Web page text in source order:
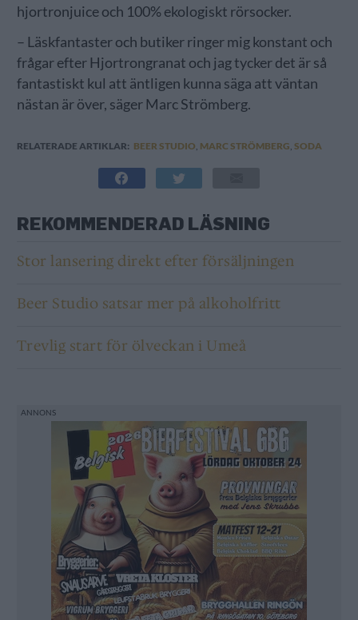
hjortronjuice och 100% ekologiskt rörsocker.
– Läskfantaster och butiker ringer mig konstant och
frågar efter Hjortrongranat och jag tycker det är så
fantastiskt kul att äntligen kunna säga att väntan
nästan är över, säger Marc Strömberg.
RELATERADE ARTIKLAR: BEER STUDIO MARC STRÖMBERG SODA
REKOMMENDERAD LÄSNING
Stor lansering direkt efter försäljningen
Beer Studio satsar mer på alkoholfritt
Trevlig start för ölveckan i Umeå